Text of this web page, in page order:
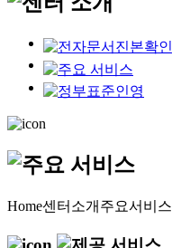
Home센터소개 주요서비스